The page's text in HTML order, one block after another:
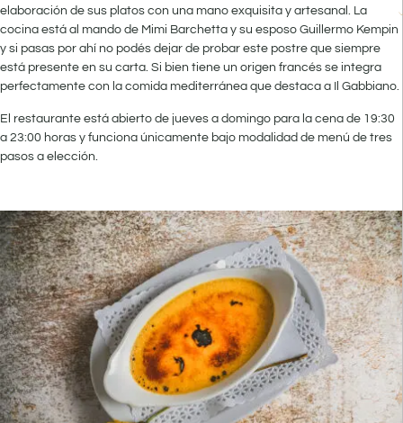
elaboración de sus platos con una mano exquisita y artesanal. La
cocina está al mando de Mimi Barchetta y su esposo Guillermo Kempin
y si pasas por ahí no podés dejar de probar este postre que siempre
está presente en su carta. Si bien tiene un origen francés se integra
perfectamente con la comida mediterránea que destaca a Il Gabbiano.
El restaurante está abierto de jueves a domingo para la cena de 19:30
a 23:00 horas y funciona únicamente bajo modalidad de menú de tres
pasos a elección.